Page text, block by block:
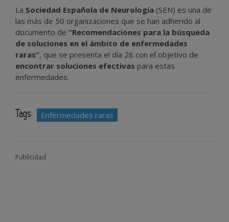
La Sociedad Española de Neurología (SEN) es una de
las más de 50 organizaciones que se han adherido al
documento de “Recomendaciones para la búsqueda
de soluciones en el ámbito de enfermedades
raras”, que se presenta el día 28 con el objetivo de
encontrar soluciones efectivas para estas
enfermedades.
Tags: Enfermedades raras
Publicidad